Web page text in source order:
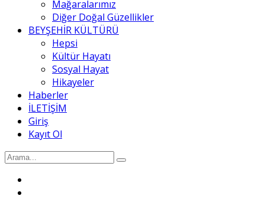
Mağaralarımız
Diğer Doğal Güzellikler
BEYŞEHİR KÜLTÜRÜ
Hepsi
Kültür Hayatı
Sosyal Hayat
Hikayeler
Haberler
İLETİŞİM
Giriş
Kayıt Ol